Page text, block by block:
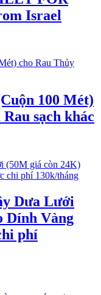
Israel
100 Mét)
sạch khác
Dưa Lưới
Dính Vàng
phí